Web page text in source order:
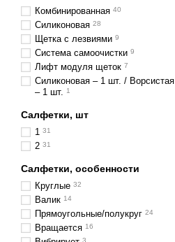
Комбинированная 40
Силиконовая 28
Щетка с лезвиями 9
Система самоочистки 9
Лифт модуля щеток 7
Силиконовая – 1 шт. / Ворсистая
– 1 шт. 1
Салфетки, шт
1 31
2 31
Салфетки, особенности
Круглые 32
Валик 14
Прямоугольные/полукруг 24
Вращается 16
3